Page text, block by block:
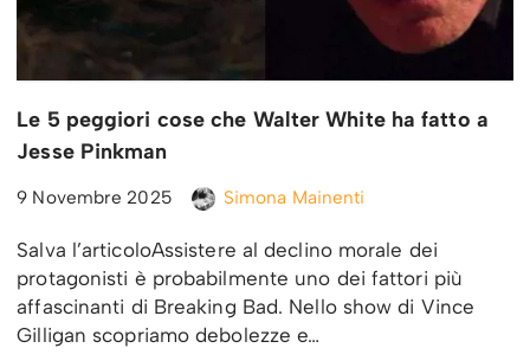
Le 5 peggiori cose che Walter White ha fatto a
Jesse Pinkman
9 Novembre 2025 Simona Mainenti
Salva l’articoloAssistere al declino morale dei
protagonisti è probabilmente uno dei fattori più
affascinanti di Breaking Bad. Nello show di Vince
Gilligan scopriamo debolezze e…